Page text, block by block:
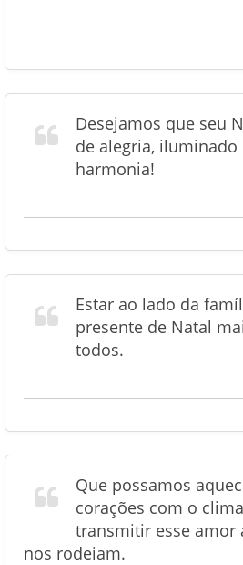
Desejamos que seu
de alegria, iluminado
harmonia!
Estar ao lado da
presente de Natal
todos.
Que possamos
corações com o
transmitir esse amor
nos rodeiam.